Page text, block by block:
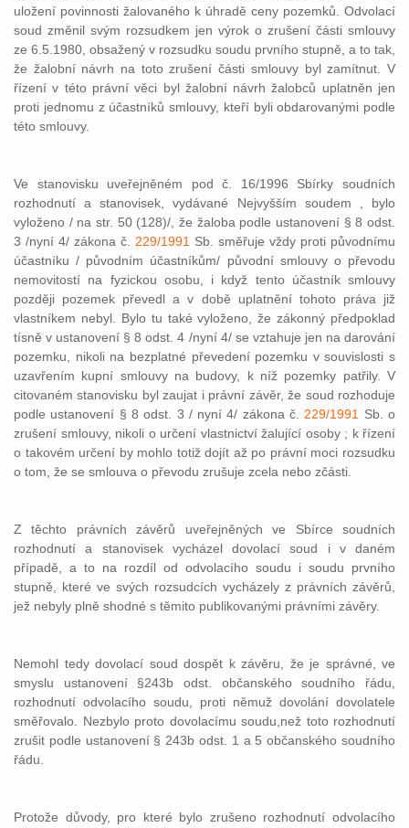
uložení povinnosti žalovaného k úhradě ceny pozemků. Odvolací
soud změnil svým rozsudkem jen výrok o zrušení části smlouvy
ze 6.5.1980, obsažený v rozsudku soudu prvního stupně, a to tak,
že žalobní návrh na toto zrušení části smlouvy byl zamítnut. V
řízení v této právní věci byl žalobní návrh žalobců uplatněn jen
proti jednomu z účastníků smlouvy, kteří byli obdarovanými podle
této smlouvy.
Ve stanovisku uveřejněném pod č. 16/1996 Sbírky soudních
rozhodnutí a stanovisek, vydávané Nejvyšším soudem , bylo
vyloženo / na str. 50 (128)/, že žaloba podle ustanovení § 8 odst.
3 /nyní 4/ zákona č. 229/1991 Sb. směřuje vždy proti původnímu
účastníku / původním účastníkům/ původní smlouvy o převodu
nemovitostí na fyzickou osobu, i když tento účastník smlouvy
později pozemek převedl a v době uplatnění tohoto práva již
vlastníkem nebyl. Bylo tu také vyloženo, že zákonný předpoklad
tísně v ustanovení § 8 odst. 4 /nyní 4/ se vztahuje jen na darování
pozemku, nikoli na bezplatné převedení pozemku v souvislosti s
uzavřením kupní smlouvy na budovy, k níž pozemky patřily. V
citovaném stanovisku byl zaujat i právní závěr, že soud rozhoduje
podle ustanovení § 8 odst. 3 / nyní 4/ zákona č. 229/1991
Sb. o
zrušení smlouvy, nikoli o určení vlastnictví žalující osoby ; k řízení
o takovém určení by mohlo totiž dojít až po právní moci rozsudku
o tom, že se smlouva o převodu zrušuje zcela nebo zčásti.
Z těchto právních závěrů uveřejněných ve Sbírce soudních
rozhodnutí a stanovisek vycházel dovolací soud i v daném
případě, a to na rozdíl od odvolacího soudu i soudu prvního
stupně, které ve svých rozsudcích vycházely z právních závěrů,
jež nebyly plně shodné s těmito publikovanými právními závěry.
Nemohl tedy dovolací soud dospět k závěru, že je správné, ve
smyslu ustanovení §243b odst. občanského soudního řádu,
rozhodnutí odvolacího soudu, proti němuž dovolání dovolatele
směřovalo. Nezbylo proto dovolacímu soudu,než toto rozhodnutí
zrušit podle ustanovení § 243b odst. 1 a 5 občanského soudního
řádu.
Protože důvody, pro které bylo zrušeno rozhodnutí odvolacího